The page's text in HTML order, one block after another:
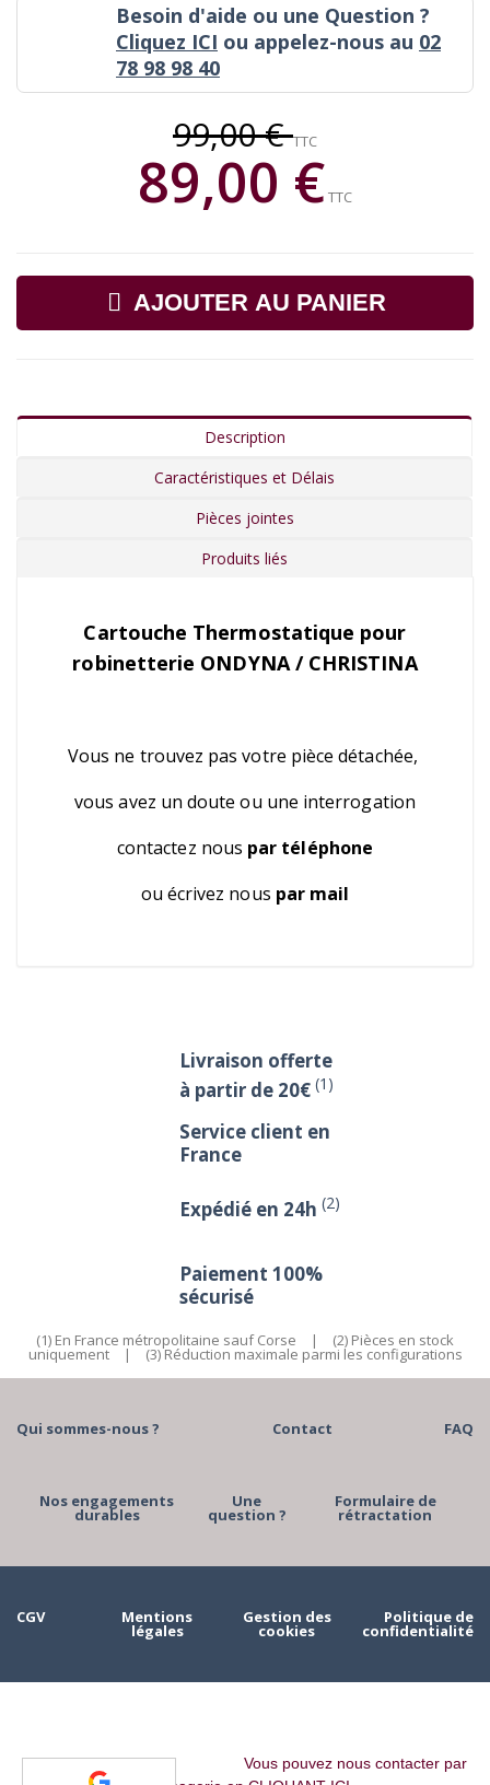
Besoin d'aide ou une Question ?
Cliquez ICI ou appelez-nous au 02
78 98 98 40
99,00 €TTC
89,00 €TTC
AJOUTER AU PANIER
Description
Caractéristiques et Délais
Pièces jointes
Produits liés
Cartouche Thermostatique pour
robinetterie ONDYNA / CHRISTINA
Vous ne trouvez pas votre pièce détachée,
vous avez un doute ou une interrogation
contactez nous par téléphone
ou écrivez nous par mail
Livraison offerte
à partir de 20€ (1)
Service client en
France
Expédié en 24h (2)
Paiement 100%
sécurisé
(1) En France métropolitaine sauf Corse | (2) Pièces en stock
uniquement | (3) Réduction maximale parmi les configurations
Qui sommes-nous ? Contact FAQ
Nos engagements
durables
Une
question ?
Formulaire de
rétractation
CGV Mentions
légales
Gestion des
cookies
Politique de
confidentialité
Vous pouvez nous contacter par